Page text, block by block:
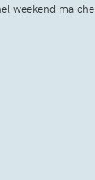
weekend ma che